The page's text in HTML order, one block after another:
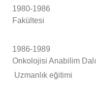
1980-1986 :
Fakültesi
1986-1989 :
Onkolojisi Anabilim Dalı
Uzmanlık eğitimi